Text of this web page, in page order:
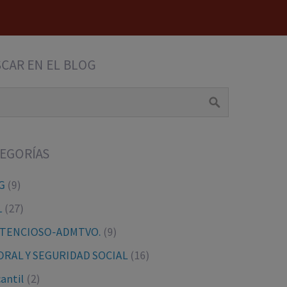
EN EL BLOG
(9)
(27)
ADMTVO. (9)
Y SEGURIDAD SOCIAL(16)
(2)